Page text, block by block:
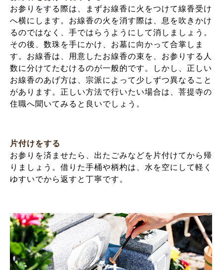
お参りをする際は、まずお線香に火をつけて線香受け
へ横にします。お線香の火を消す際は、息を吹きかけ
るのではなく、手ではらうようにして消しましょう。
その後、数珠を手にかけ、お墓に向かって合掌しま
す。お線香は、用意したお線香の束を、お参りする人
数に分けてたむけるのが一般的です。しかし、正しい
お線香のあげ方は、宗派によって少しずつ異なること
があります。正しい方法で行いたい場合は、菩提寺の
住職へ聞いてみると良いでしょう。
片付けをする
お参りを済ませたら、出たごみなどを片付けてから帰
りましょう。借りた手桶や柄杓は、水を空にして軽く
ゆすいでから返すと丁寧です。